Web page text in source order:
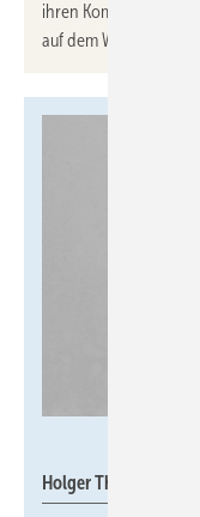
ihren Kompetenzen
auf dem Weg zur
Holger Thamm